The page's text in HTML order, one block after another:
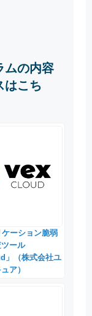
ムの内容
はこち
ーション脆弱
ール
」（株式会社ユ
ア）